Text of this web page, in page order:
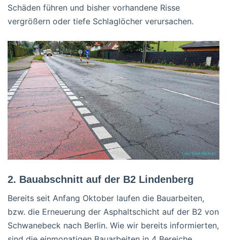
Schäden führen und bisher vorhandene Risse
vergrößern oder tiefe Schlaglöcher verursachen.
2. Bauabschnitt auf der B2 Lindenberg
Bereits seit Anfang Oktober laufen die Bauarbeiten,
bzw. die Erneuerung der Asphaltschicht auf der B2 von
Schwanebeck nach Berlin. Wie wir bereits informierten,